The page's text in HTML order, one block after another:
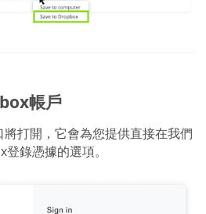
帳戶
將打開，它會為您提供直接在我們
錄憑據的選項。